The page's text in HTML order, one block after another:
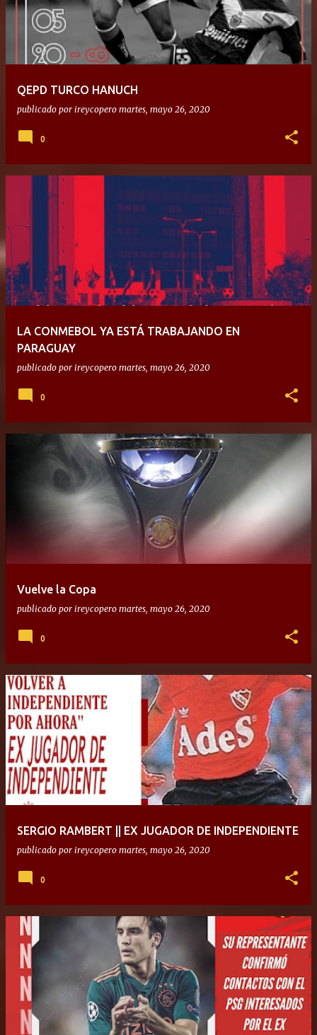
QEPD TURCO HANUCH
publicado por ireycopero martes, mayo 26, 2020
0
LA CONMEBOL YA ESTÁ TRABAJANDO EN
PARAGUAY
publicado por ireycopero martes, mayo 26, 2020
0
Vuelve la Copa
publicado por ireycopero martes, mayo 26, 2020
0
SERGIO RAMBERT || EX JUGADOR DE INDEPENDIENTE
publicado por ireycopero martes, mayo 26, 2020
0